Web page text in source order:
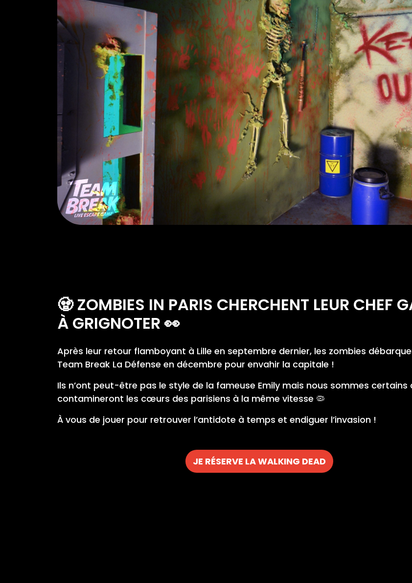
🧟 ZOMBIES IN PARIS CHERCHENT LEUR CHEF
À GRIGNOTER 👀
Après leur retour flamboyant à Lille en septembre dernier, les zombies
Team Break La Défense en décembre pour envahir la capitale !
Ils n’ont peut-être pas le style de la fameuse Emily mais nous sommes certains
contamineront les cœurs des parisiens à la même vitesse 🦠
À vous de jouer pour retrouver l’antidote à temps et endiguer l’invasion !
JE RÉSERVE LA WALKING DEAD